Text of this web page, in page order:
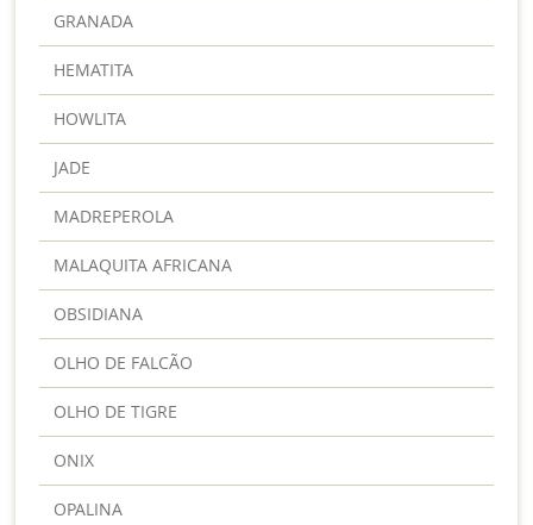
GRANADA
HEMATITA
HOWLITA
JADE
MADREPEROLA
MALAQUITA AFRICANA
OBSIDIANA
OLHO DE FALCÃO
OLHO DE TIGRE
ONIX
OPALINA